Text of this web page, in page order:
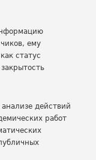
ему
статус
действий
работ